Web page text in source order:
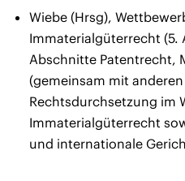
Wiebe (Hrsg),
Immaterialgüterrecht (5.
Abschnitte Patentrecht,
(gemeinsam mit
Rechtsdurchsetzung im
Immaterialgüterrecht
und internationale